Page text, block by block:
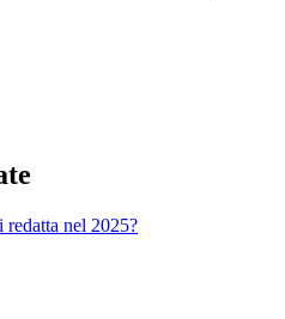
redatta nel 2025?